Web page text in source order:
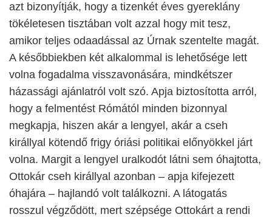
azt bizonyítják, hogy a tizenkét éves gyereklány
tökéletesen tisztában volt azzal hogy mit tesz,
amikor teljes odaadással az Úrnak szentelte magát.
A későbbiekben két alkalommal is lehetősége lett
volna fogadalma visszavonására, mindkétszer
házassági ajánlatról volt szó. Apja biztosította arról,
hogy a felmentést Rómától minden bizonnyal
megkapja, hiszen akár a lengyel, akár a cseh
királlyal kötendő frigy óriási politikai előnyökkel járt
volna. Margit a lengyel uralkodót látni sem óhajtotta,
Ottokár cseh királlyal azonban – apja kifejezett
óhajára – hajlandó volt találkozni. A látogatás
rosszul végződött, mert szépsége Ottokárt a rendi